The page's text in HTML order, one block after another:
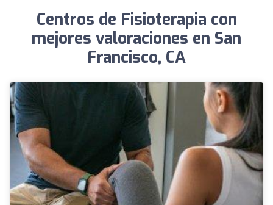
Centros de Fisioterapia con
mejores valoraciones en San
Francisco, CA